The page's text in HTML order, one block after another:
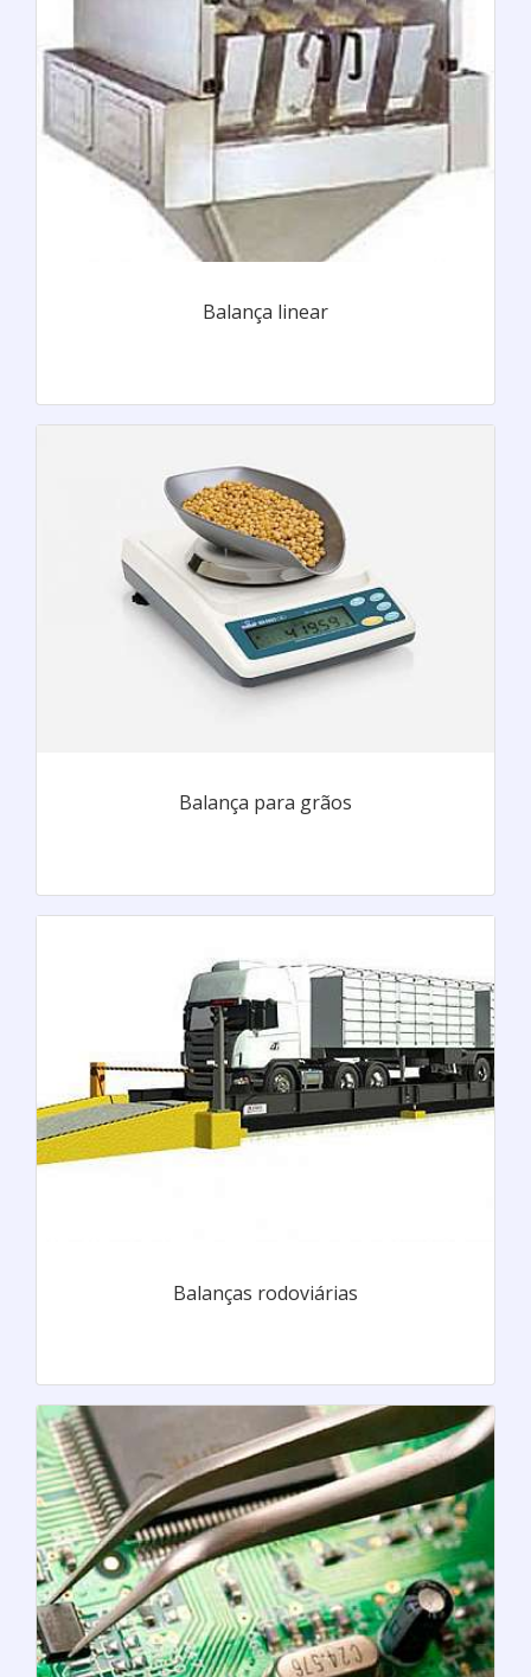
Balança linear
Balança para grãos
Balanças rodoviárias